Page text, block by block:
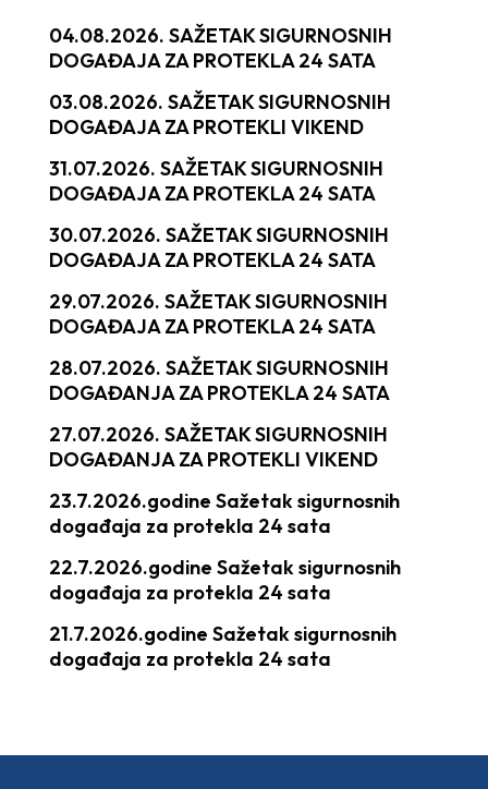
04.08.2026. SAŽETAK SIGURNOSNIH
DOGAĐAJA ZA PROTEKLA 24 SATA
03.08.2026. SAŽETAK SIGURNOSNIH
DOGAĐAJA ZA PROTEKLI VIKEND
31.07.2026. SAŽETAK SIGURNOSNIH
DOGAĐAJA ZA PROTEKLA 24 SATA
30.07.2026. SAŽETAK SIGURNOSNIH
DOGAĐAJA ZA PROTEKLA 24 SATA
29.07.2026. SAŽETAK SIGURNOSNIH
DOGAĐAJA ZA PROTEKLA 24 SATA
28.07.2026. SAŽETAK SIGURNOSNIH
DOGAĐANJA ZA PROTEKLA 24 SATA
27.07.2026. SAŽETAK SIGURNOSNIH
DOGAĐANJA ZA PROTEKLI VIKEND
23.7.2026.godine Sažetak sigurnosnih
događaja za protekla 24 sata
22.7.2026.godine Sažetak sigurnosnih
događaja za protekla 24 sata
21.7.2026.godine Sažetak sigurnosnih
događaja za protekla 24 sata